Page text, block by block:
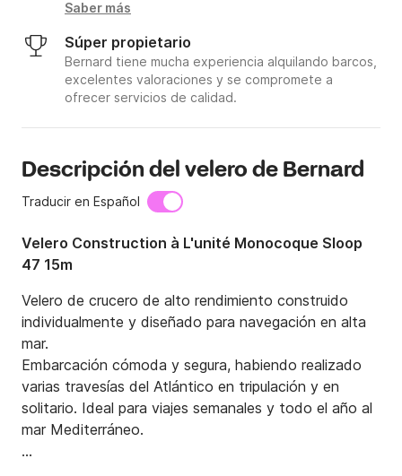
Saber más
Súper propietario
Bernard tiene mucha experiencia alquilando barcos,
excelentes valoraciones y se compromete a
ofrecer servicios de calidad.
Descripción del velero de Bernard
Traducir en Español
Velero Construction à L'unité Monocoque Sloop
47 15m
Velero de crucero de alto rendimiento construido
individualmente y diseñado para navegación en alta
mar.
Embarcación cómoda y segura, habiendo realizado
varias travesías del Atlántico en tripulación y en
solitario. Ideal para viajes semanales y todo el año al
mar Mediterráneo.